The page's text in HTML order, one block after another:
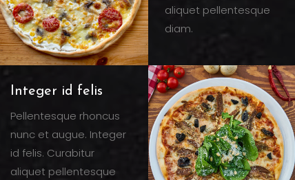
aliquet pellentesque
diam.
Integer id felis
Pellentesque rhoncus
nunc et augue. Integer
id felis. Curabitur
aliquet pellentesque